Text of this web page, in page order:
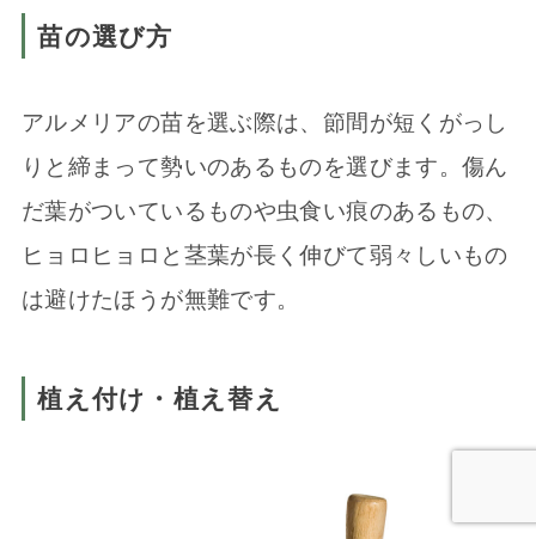
苗の選び方
アルメリアの苗を選ぶ際は、節間が短くがっし
りと締まって勢いのあるものを選びます。傷ん
だ葉がついているものや虫食い痕のあるもの、
ヒョロヒョロと茎葉が長く伸びて弱々しいもの
は避けたほうが無難です。
植え付け・植え替え